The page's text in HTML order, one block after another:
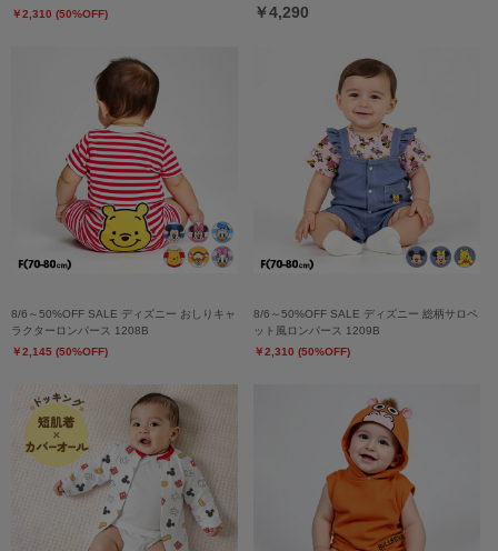
￥2,310 (50%OFF) ￥4,290
8/6～50%OFF SALE ディズニー おしりキャ
ラクターロンパース 1208B
￥2,145 (50%OFF)
8/6～50%OFF SALE ディズニー 総柄サロペ
ット風ロンパース 1209B
￥2,310 (50%OFF)